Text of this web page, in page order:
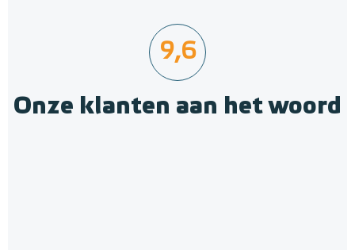
9,6
Onze klanten aan het woord